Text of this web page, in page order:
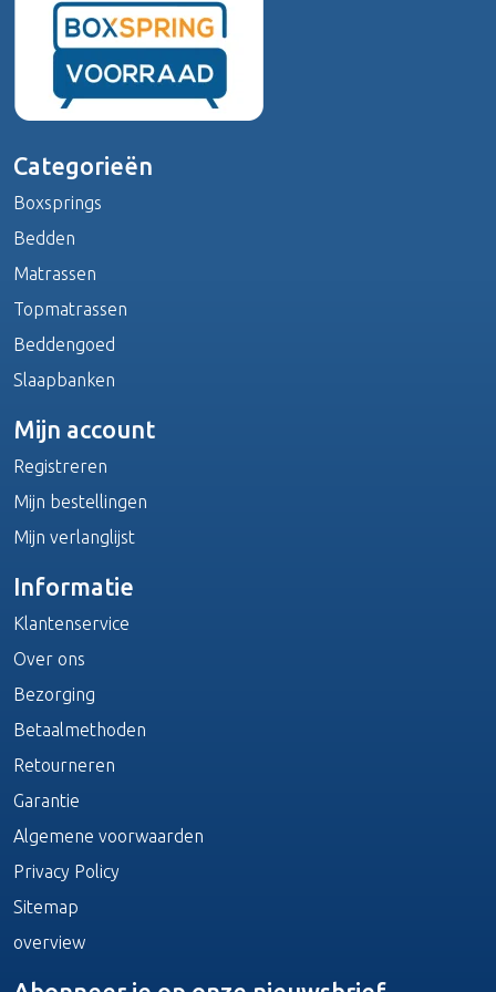
Categorieën
Boxsprings
Bedden
Matrassen
Topmatrassen
Beddengoed
Slaapbanken
Mijn account
Registreren
Mijn bestellingen
Mijn verlanglijst
Informatie
Klantenservice
Over ons
Bezorging
Betaalmethoden
Retourneren
Garantie
Algemene voorwaarden
Privacy Policy
Sitemap
overview